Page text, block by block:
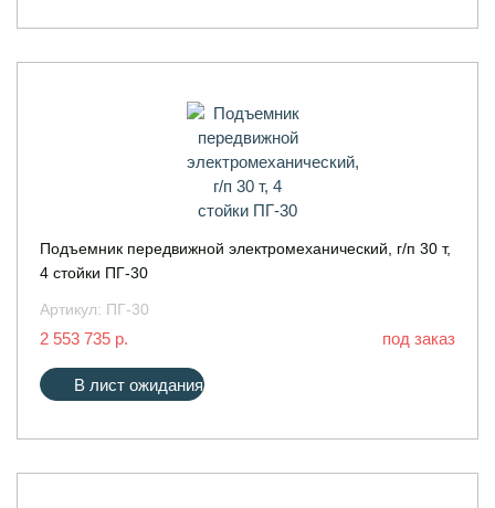
Подъемник передвижной электромеханический, г/п 30 т,
4 стойки ПГ-30
Артикул: ПГ-30
2 553 735 р. под заказ
В лист ожидания